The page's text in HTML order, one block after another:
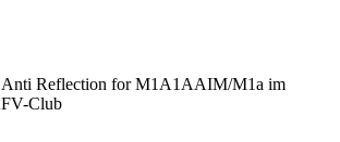
Anti Reflection for M1A1AAIM/M1a im
Club